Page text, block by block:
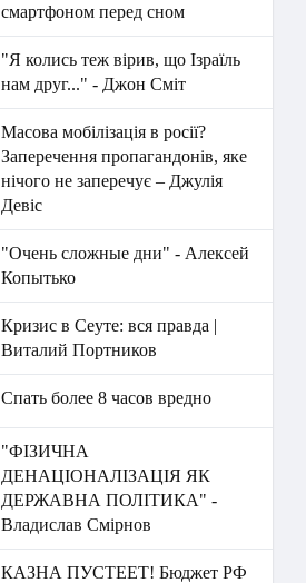
смартфоном перед сном
"Я колись теж вірив, що Ізраїль
нам друг..." - Джон Сміт
Масова мобілізація в росії?
Заперечення пропагандонів, яке
нічого не заперечує – Джулія
Девіс
"Очень сложные дни" - Алексей
Копытько
Кризис в Сеуте: вся правда |
Виталий Портников
Спать более 8 часов вредно
"ФІЗИЧНА
ДЕНАЦІОНАЛІЗАЦІЯ ЯК
ДЕРЖАВНА ПОЛІТИКА" -
Владислав Смірнов
КАЗНА ПУСТЕЕТ! Бюджет РФ